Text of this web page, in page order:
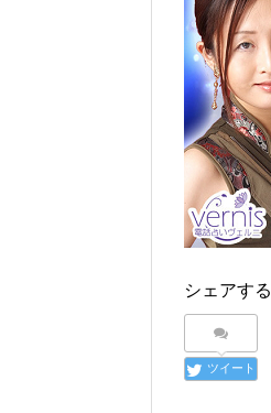
シェアする
ツイート